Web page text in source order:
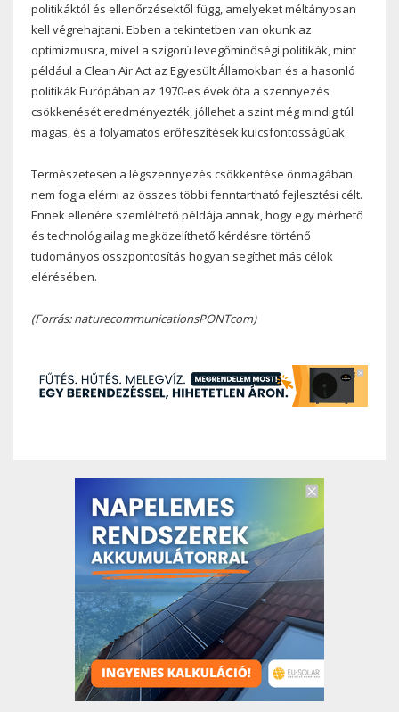
politikáktól és ellenőrzésektől függ, amelyeket méltányosan
kell végrehajtani. Ebben a tekintetben van okunk az
optimizmusra, mivel a szigorú levegőminőségi politikák, mint
például a Clean Air Act az Egyesült Államokban és a hasonló
politikák Európában az 1970-es évek óta a szennyezés
csökkenését eredményezték, jóllehet a szint még mindig túl
magas, és a folyamatos erőfeszítések kulcsfontosságúak.
Természetesen a légszennyezés csökkentése önmagában
nem fogja elérni az összes többi fenntartható fejlesztési célt.
Ennek ellenére szemléltető példája annak, hogy egy mérhető
és technológiailag megközelíthető kérdésre történő
tudományos összpontosítás hogyan segíthet más célok
elérésében.
(Forrás: naturecommunicationsPONTcom)